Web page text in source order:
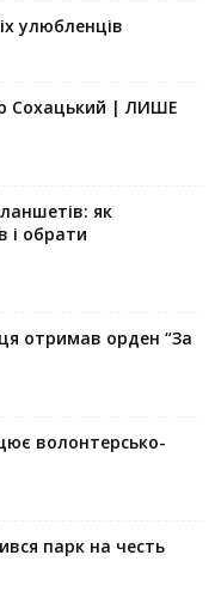
улюбленців
Сохацький | ЛИШЕ
як
і обрати
отримав орден “За
волонтерсько-
парк на честь